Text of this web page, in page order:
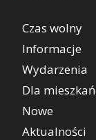
Czas wolny
Informacje
Wydarzenia
Dla
Nowe
Aktualności